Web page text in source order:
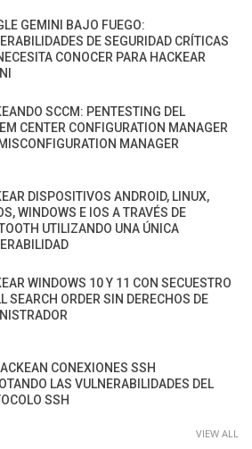
GEMINI BAJO FUEGO:
DE SEGURIDAD CRÍTICAS
CONOCER PARA HACKEAR
SCCM: PENTESTING DEL
CENTER CONFIGURATION MANAGER
MANAGER
DISPOSITIVOS ANDROID, LINUX,
WINDOWS E IOS A TRAVÉS DE
UTILIZANDO UNA ÚNICA
WINDOWS 10 Y 11 CON SECUESTRO
SEARCH ORDER SIN DERECHOS DE
CONEXIONES SSH
LAS VULNERABILIDADES DEL
SSH
VIEW ALL